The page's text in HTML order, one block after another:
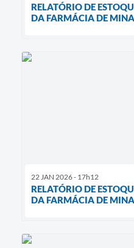
RELATÓRIO DE
DA FARMÁCIA DE
22 JAN 2026 - 17h12
RELATÓRIO DE
DA FARMÁCIA DE